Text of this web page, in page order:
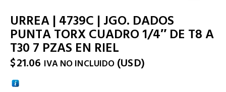
URREA | 4739C | JGO. DADOS
PUNTA TORX CUADRO 1/4″ DE T8 A
T30 7 PZAS EN RIEL
$21.06 IVA NO INCLUIDO (USD)